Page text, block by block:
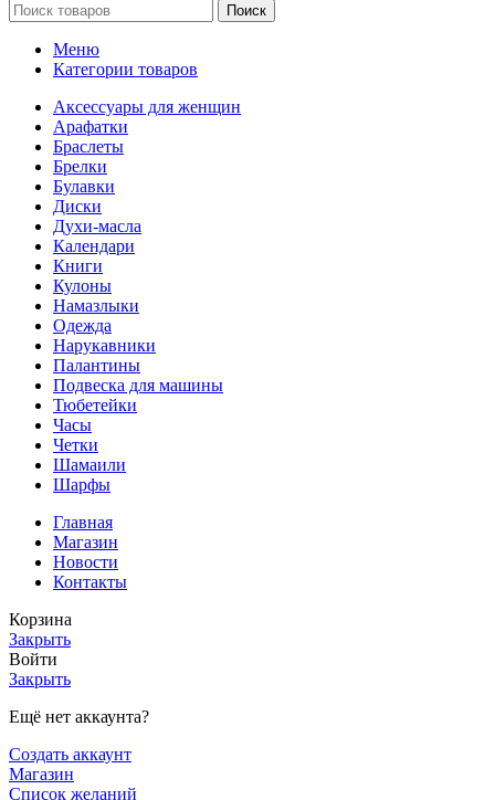
Поиск
Меню
Категории товаров
Аксессуары для женщин
Арафатки
Браслеты
Брелки
Булавки
Диски
Духи-масла
Календари
Книги
Кулоны
Намазлыки
Одежда
Нарукавники
Палантины
Подвеска для машины
Тюбетейки
Часы
Четки
Шамаили
Шарфы
Главная
Магазин
Новости
Контакты
Корзина
Закрыть
Войти
Закрыть
Ещё нет аккаунта?
Создать аккаунт
Магазин
Список желаний